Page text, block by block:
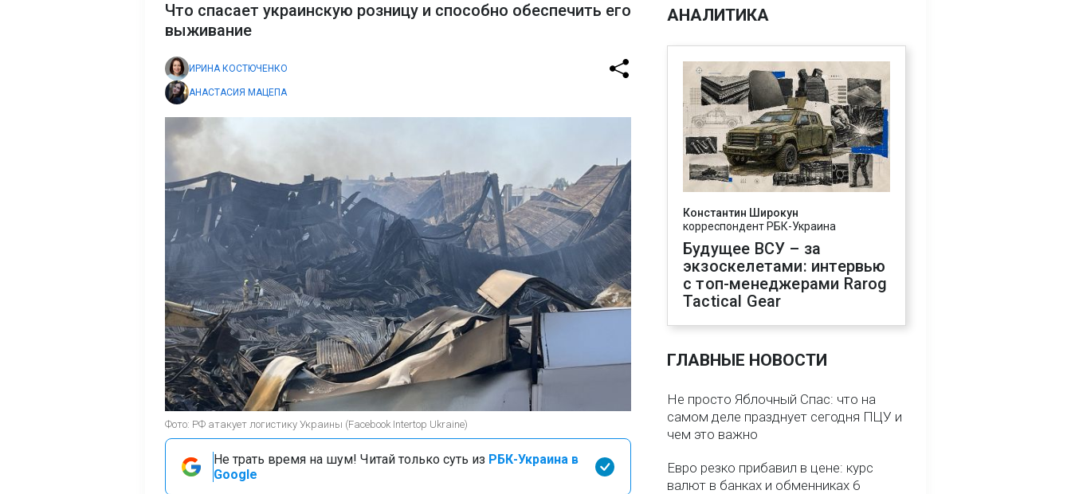
Что спасает украинскую розницу и способно обеспечить его
выживание
ИРИНА КОСТЮЧЕНКО
АНАСТАСИЯ МАЦЕПА
Фото: РФ атакует логистику Украины (Facebook Intertop Ukraine)
Не трать время на шум! Читай только суть из РБК-Украина в
Google
АНАЛИТИКА
Константин Широкун
корреспондент РБК-Украина
Будущее ВСУ – за
экзоскелетами: интервью
с топ-менеджерами Rarog
Tactical Gear
ГЛАВНЫЕ НОВОСТИ
Не просто Яблочный Спас: что на
самом деле празднует сегодня ПЦУ и
чем это важно
Евро резко прибавил в цене: курс
валют в банках и обменниках 6